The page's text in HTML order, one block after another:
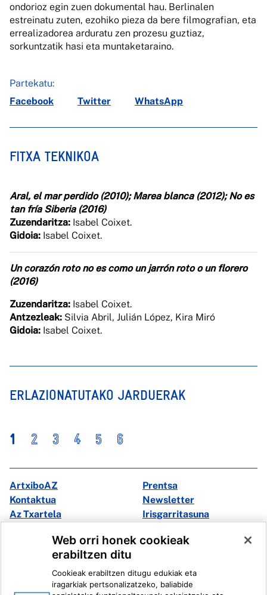
ondorioz egin zuen dokumental hau. Berlinalen
estreinatu zuten, ezohiko pieza da bere filmografian, eta
errealizadorea arduratu zen prozesu guztiaz,
sorkuntzatik hasi eta muntaketaraino.
Partekatu:
Facebook
Twitter WhatsApp
FITXA TEKNIKOA
Aral, el mar perdido (2010); Marea blanca (2012); No es
tan fría Siberia (2016)
Zuzendaritza: Isabel Coixet.
Gidoia: Isabel Coixet.
Un corazón roto no es como un jarrón roto o un florero
(2016)
Zuzendaritza: Isabel Coixet.
Antzezleak: Silvia Abril, Julián López, Kira Miró
Gidoia: Isabel Coixet.
ERLAZIONATUTAKO JARDUERAK
1 2 3 4 5 6
ArtxiboAZ
Prentsa
Kontaktua
Newsletter
Az Txartela
Irisgarritasuna
Instagram
Youtube
Linkedin
Ivoox
Web orri honek cookieak
erabiltzen ditu
Cookieak erabiltzen ditugu edukiak eta
iragarkiak pertsonalizatzeko, baliabide